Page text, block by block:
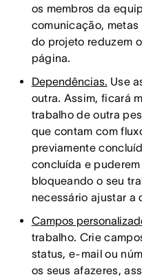
os membros da
comunicação,
do projeto reduzem
página.
Dependências. Use
outra. Assim, ficará
trabalho de outra
que contam com
previamente
concluída e
bloqueando o seu
necessário ajustar a
Campos
trabalho. Crie
status, e-mail ou
os seus afazeres,